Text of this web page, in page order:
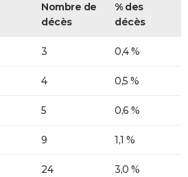
Nombre de
décès
% des
décès
3 0,4 %
4 0,5 %
5 0,6 %
9 1,1 %
24 3,0 %